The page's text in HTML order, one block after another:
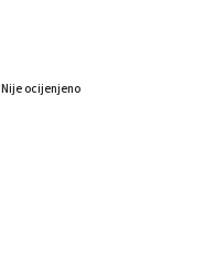
Nije ocijenjeno